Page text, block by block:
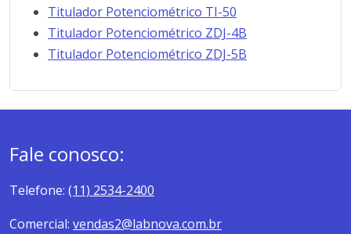
Titulador Potenciométrico TI-50
Titulador Potenciométrico ZDJ-4B
Titulador Potenciométrico ZDJ-5B
Fale conosco:
Telefone: (11) 2534-2400
Comercial: vendas2@labnova.com.br